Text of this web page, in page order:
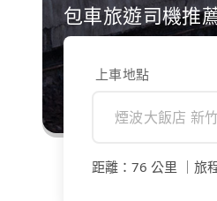
包車旅遊司機推
上車地點
距離 ： 76 公里 旅